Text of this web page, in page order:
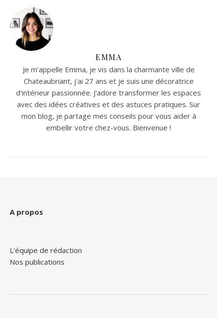
EMMA
Je m'appelle Emma, je vis dans la charmante ville de
Chateaubriant, j'ai 27 ans et je suis une décoratrice
d'intérieur passionnée. J'adore transformer les espaces
avec des idées créatives et des astuces pratiques. Sur
mon blog, je partage mes conseils pour vous aider à
embellir votre chez-vous. Bienvenue !
A propos
L'équipe de rédaction
Nos publications